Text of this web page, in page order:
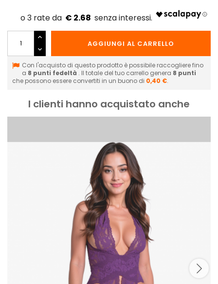
€ 2.68
AGGIUNGI AL CARRELLO
Con l'acquisto di questo prodotto è possibile raccogliere fino
a 8 punti fedeltà . Il totale del tuo carrello genera 8 punti
che possono essere convertiti in un buono di 0,40 €.
I clienti hanno acquistato anche